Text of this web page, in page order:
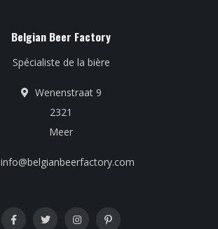
Belgian Beer Factory
Spécialiste de la bière
Wenenstraat 9
2321
Meer
info@belgianbeerfactory.com